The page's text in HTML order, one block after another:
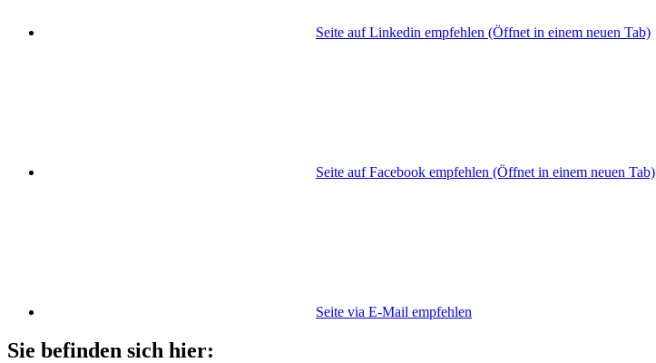
Seite auf Linkedin empfehlen (Öffnet in einem neuen Tab)
Seite auf Facebook empfehlen (Öffnet in einem neuen Tab)
Seite via E-Mail empfehlen
Sie befinden sich hier: